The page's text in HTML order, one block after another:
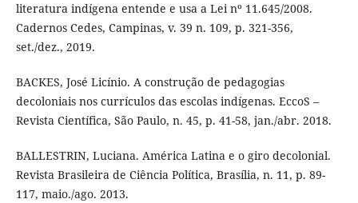
literatura indígena entende e usa a Lei nº 11.645/2008.
Cadernos Cedes, Campinas, v. 39 n. 109, p. 321-356,
set./dez., 2019.
BACKES, José Licínio. A construção de pedagogias
decoloniais nos currículos das escolas indígenas. EccoS –
Revista Científica, São Paulo, n. 45, p. 41-58, jan./abr. 2018.
BALLESTRIN, Luciana. América Latina e o giro decolonial.
Revista Brasileira de Ciência Política, Brasília, n. 11, p. 89-
117, maio./ago. 2013.